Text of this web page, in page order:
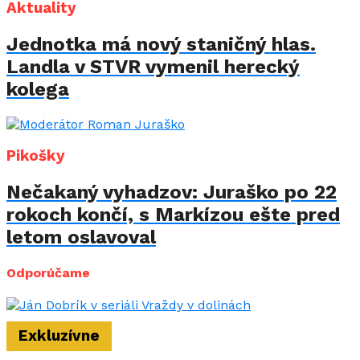
Aktuality
Jednotka má nový staničný hlas.
Landla v STVR vymenil herecký
kolega
Pikošky
Nečakaný vyhadzov: Juraško po 22
rokoch končí, s Markízou ešte pred
letom oslavoval
Odporúčame
Exkluzívne